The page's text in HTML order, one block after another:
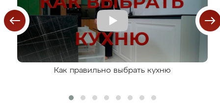
Как правильно выбрать кухню